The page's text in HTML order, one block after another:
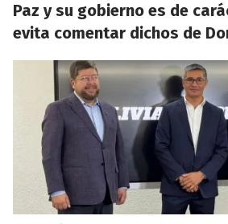
Paz y su gobierno es de
evita comentar dichos de